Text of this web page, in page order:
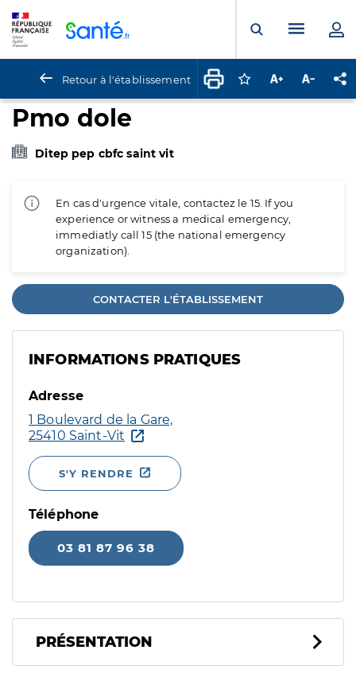
Ouvrir laMenu
Retour à l'établissement Connectez-vous
Augmenter la
Pmo dole
Ditep pep cbfc saint vit
En cas d'urgence vitale, contactez le 15. If you
experience or witness a medical emergency,
immediatly call 15 (the national emergency
organization).
CONTACTER L'ÉTABLISSEMENT
INFORMATIONS PRATIQUES
Adresse
1 Boulevard de la Gare,
25410 Saint-Vit
S'Y RENDRE
Téléphone
03 81 87 96 38
PRÉSENTATION